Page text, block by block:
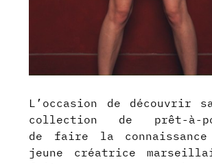
L’occasion de découvrir
collection de prêt-à-
de faire la
jeune créatrice